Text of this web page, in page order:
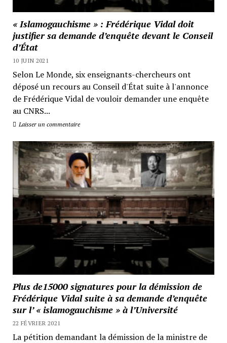
« Islamogauchisme » : Frédérique Vidal doit
justifier sa demande d’enquête devant le Conseil
d’État
10 JUIN 2021
Selon Le Monde, six enseignants-chercheurs ont
déposé un recours au Conseil d'État suite à l'annonce
de Frédérique Vidal de vouloir demander une enquête
au CNRS...
Laisser un commentaire
Plus de15000 signatures pour la démission de
Frédérique Vidal suite à sa demande d’enquête
sur l’ « islamogauchisme » à l’Université
22 FÉVRIER 2021
La pétition demandant la démission de la ministre de